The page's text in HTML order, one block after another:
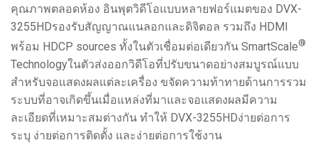
คุณภาพตลอดห้อง อินพุตวิดีโอแบบหลายฟอร์แมตของ DVX-
3255HDรองรับสัญญาณแนลอกและดิจิตอล รวมถึง HDMI
พร้อม HDCP sources ทั้งในตัวเชื่อมต่อเดียวกัน SmartScale®
Technologyในตัวส่งออกวิดีโอที่ปรับขนาดอย่างสมบูรณ์แบบ
สำหรับจอแสดงผลแต่ละเครื่อง ขจัดความท้าทายด้านการรวม
ระบบที่อาจเกิดขึ้นเมื่อแหล่งที่มาและจอแสดงผลมีความ
ละเอียดที่เหมาะสมต่างกัน ทำให้ DVX-3255HDง่ายต่อการ
ระบุ ง่ายต่อการติดตั้ง และง่ายต่อการใช้งาน